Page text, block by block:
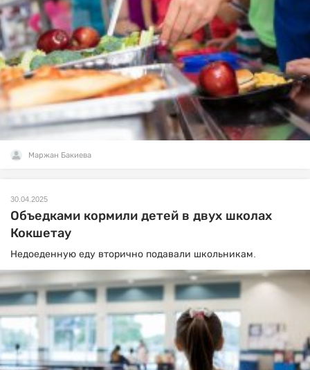
Маржан Бакиева
30.04.2025
Объедками кормили детей в двух школах
Кокшетау
Недоеденную еду вторично подавали школьникам.